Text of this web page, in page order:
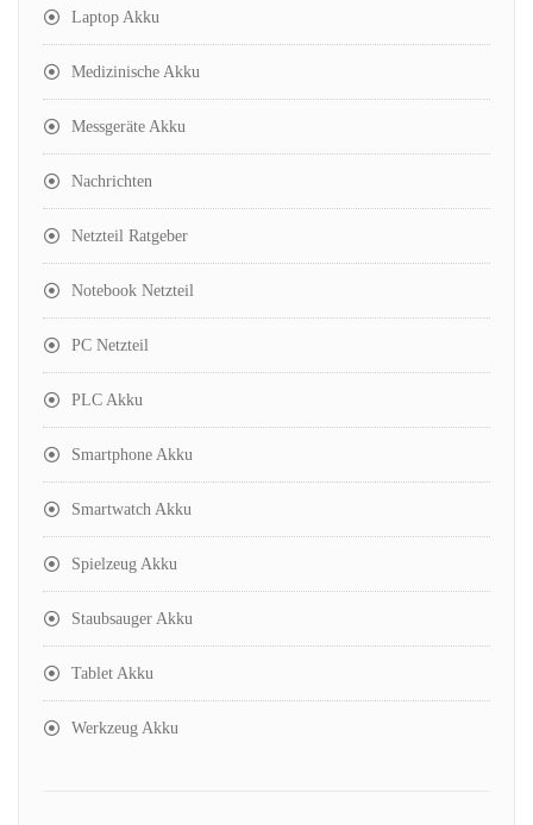
Laptop Akku
Medizinische Akku
Messgeräte Akku
Nachrichten
Netzteil Ratgeber
Notebook Netzteil
PC Netzteil
PLC Akku
Smartphone Akku
Smartwatch Akku
Spielzeug Akku
Staubsauger Akku
Tablet Akku
Werkzeug Akku